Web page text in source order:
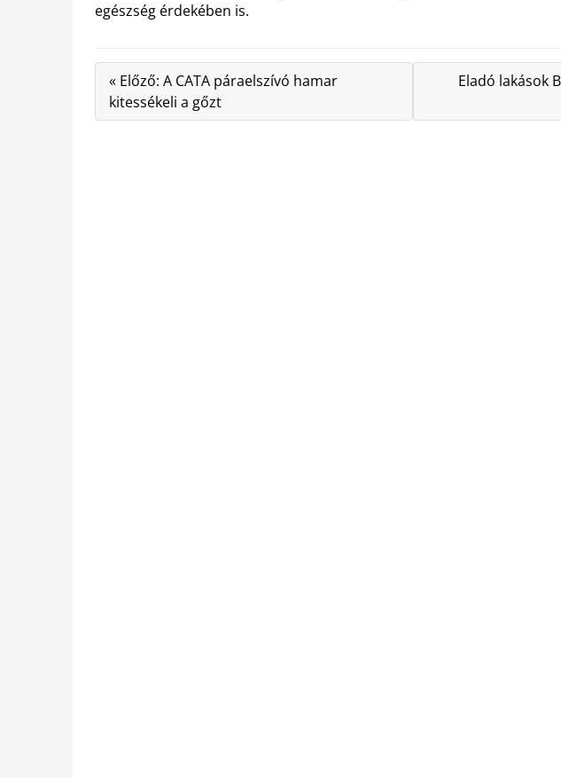
egészség érdekében is.
« Előző: A CATA páraelszívó hamar
kitessékeli a gőzt
Eladó lakások